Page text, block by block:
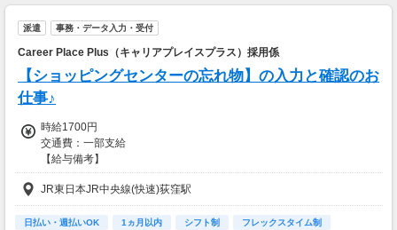
派遣 事務・データ入力・受付
Career Place Plus（キャリアプレイスプラス）採用係
【ショッピングセンターの忘れ物】の入力と確認のお
仕事♪
時給1700円
交通費：一部支給
【給与備考】
■昇給あり
■日払い・週払い・先払いもOK
■充実の研修あり◎
座学1ヵ月（もちろん給与は同じ）を含む、
JR東日本JR中央線(快速)荻窪駅
日払い・週払いOK 1ヵ月以内 シフト制
フレックスタイム制